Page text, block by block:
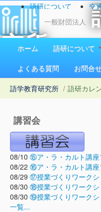
一般財団法人
究所
1923（大正12
語研について 交
お問い合わせ
ホーム 語研について
よくある質問
お問合
語学教育研究所 / 語研カレ
講習会
08/10 ⑮ア・ラ・カルト講座
08/22 ⑯ア・ラ・カルト講座
08/29 ⑰授業づくりワークシ
08/30 ⑱授業づくりワークシ
08/30 ⑲授業づくりワークシ
一覧...